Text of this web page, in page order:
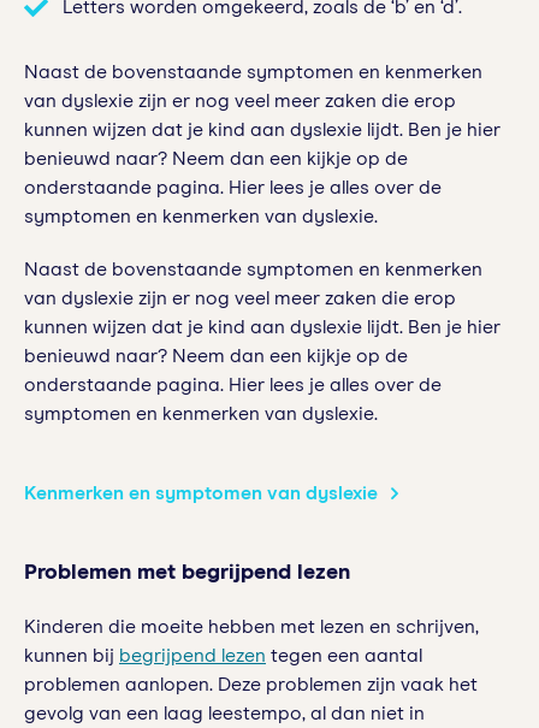
Letters worden omgekeerd, zoals de ‘b’ en ‘d’.
Naast de bovenstaande symptomen en kenmerken
van dyslexie zijn er nog veel meer zaken die erop
kunnen wijzen dat je kind aan dyslexie lijdt. Ben je hier
benieuwd naar? Neem dan een kijkje op de
onderstaande pagina. Hier lees je alles over de
symptomen en kenmerken van dyslexie.
Naast de bovenstaande symptomen en kenmerken
van dyslexie zijn er nog veel meer zaken die erop
kunnen wijzen dat je kind aan dyslexie lijdt. Ben je hier
benieuwd naar? Neem dan een kijkje op de
onderstaande pagina. Hier lees je alles over de
symptomen en kenmerken van dyslexie.
Kenmerken en symptomen van dyslexie
Problemen met begrijpend lezen
Kinderen die moeite hebben met lezen en schrijven,
kunnen bij begrijpend lezen tegen een aantal
problemen aanlopen. Deze problemen zijn vaak het
gevolg van een laag leestempo, al dan niet in